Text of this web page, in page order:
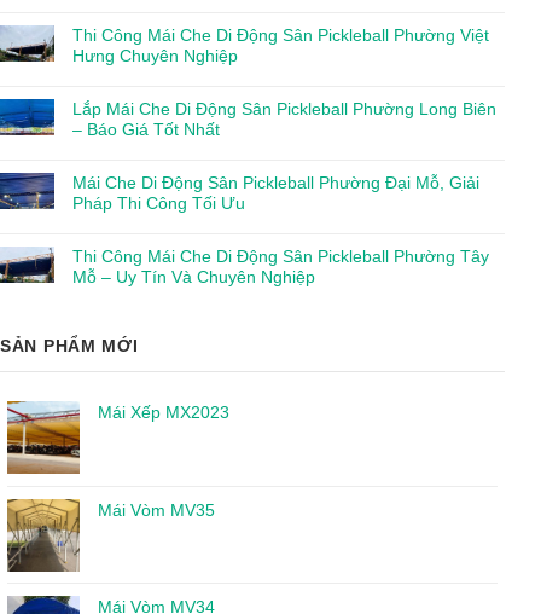
Thi Công Mái Che Di Động Sân Pickleball Phường Việt
Hưng Chuyên Nghiệp
Lắp Mái Che Di Động Sân Pickleball Phường Long Biên
– Báo Giá Tốt Nhất
Mái Che Di Động Sân Pickleball Phường Đại Mỗ, Giải
Pháp Thi Công Tối Ưu
Thi Công Mái Che Di Động Sân Pickleball Phường Tây
Mỗ – Uy Tín Và Chuyên Nghiệp
SẢN PHẨM MỚI
Mái Xếp MX2023
Mái Vòm MV35
Mái Vòm MV34